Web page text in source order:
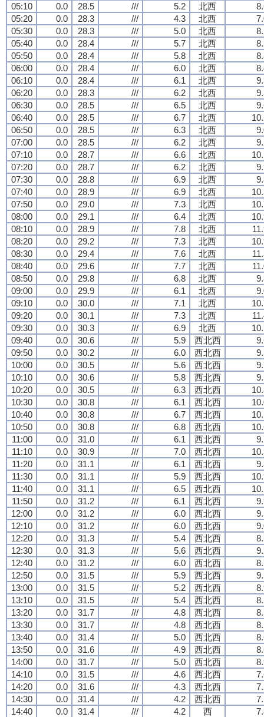
05:10
0.0 28.5 /// 5.2 北西
05:20
0.0 28.3 /// 4.3 北西
05:30
0.0 28.3 /// 5.0 北西
05:40
0.0 28.4 /// 5.7 北西
05:50
0.0 28.4 /// 5.8 北西
06:00
0.0 28.4 /// 6.0 北西
06:10
0.0 28.4 /// 6.1 北西
06:20
0.0 28.3 /// 6.2 北西
06:30
0.0 28.5 /// 6.5 北西
06:40
0.0 28.5 /// 6.7 北西
06:50
0.0 28.5 /// 6.3 北西
07:00
0.0 28.5 /// 6.2 北西
07:10
0.0 28.7 /// 6.6 北西
07:20
0.0 28.7 /// 6.2 北西
07:30
0.0 28.8 /// 6.9 北西
07:40
0.0 28.9 /// 6.9 北西
07:50
0.0 29.0 /// 7.3 北西
08:00
0.0 29.1 /// 6.4 北西
08:10
0.0 28.9 /// 7.8 北西
08:20
0.0 29.2 /// 7.3 北西
08:30
0.0 29.4 /// 7.6 北西
08:40
0.0 29.6 /// 7.7 北西
08:50
0.0 29.8 /// 6.8 北西
09:00
0.0 29.9 /// 6.1 北西
09:10
0.0 30.0 /// 7.1 北西
09:20
0.0 30.1 /// 7.3 北西
09:30
0.0 30.3 /// 6.9 北西
09:40
0.0 30.6 /// 5.9 西北西
09:50
0.0 30.2 /// 6.0 西北西
10:00
0.0 30.5 /// 5.6 西北西
10:10
0.0 30.6 /// 5.8 西北西
10:20
0.0 30.5 /// 6.3 西北西
10:30
0.0 30.8 /// 6.1 西北西
10:40
0.0 30.8 /// 6.7 西北西
10:50
0.0 30.8 /// 6.8 西北西
11:00
0.0 31.0 /// 6.1 西北西
11:10
0.0 30.9 /// 7.0 西北西
11:20
0.0 31.1 /// 6.1 西北西
11:30
0.0 31.1 /// 5.9 西北西
11:40
0.0 31.1 /// 6.5 西北西
11:50
0.0 31.2 /// 6.1 西北西
12:00
0.0 31.2 /// 6.0 西北西
12:10
0.0 31.2 /// 6.0 西北西
12:20
0.0 31.3 /// 5.4 西北西
12:30
0.0 31.3 /// 5.6 西北西
12:40
0.0 31.2 /// 6.0 西北西
12:50
0.0 31.5 /// 5.9 西北西
13:00
0.0 31.5 /// 5.2 西北西
13:10
0.0 31.5 /// 5.4 西北西
13:20
0.0 31.7 /// 4.8 西北西
13:30
0.0 31.7 /// 4.8 西北西
13:40
0.0 31.4 /// 5.0 西北西
13:50
0.0 31.6 /// 4.9 西北西
14:00
0.0 31.7 /// 5.0 西北西
14:10
0.0 31.5 /// 4.6 西北西
14:20
0.0 31.6 /// 4.3 西北西
14:30
0.0 31.4 /// 4.2 西北西
14:40
0.0 31.4 /// 4.2 西